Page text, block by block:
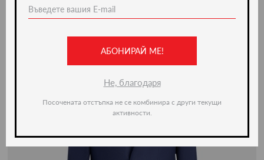
Ние препоръчваме
АБОНИРАЙ МЕ!
Не, благодаря
Посочената отстъпка не се комбинира с други текущи
активности.